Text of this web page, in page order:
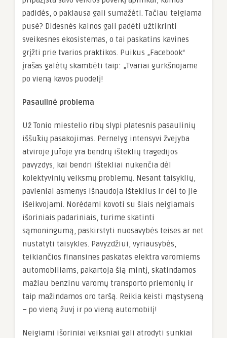
padidės, o paklausa gali sumažėti. Tačiau teigiama
pusė? Didesnės kainos gali padėti užtikrinti
sveikesnes ekosistemas, o tai paskatins kavines
grįžti prie tvarios praktikos. Puikus „Facebook“
įrašas galėtų skambėti taip: „Tvariai gurkšnojame
po vieną kavos puodelį!
Pasaulinė problema
Už Tonio miestelio ribų slypi platesnis pasaulinių
iššūkių pasakojimas. Pernelyg intensyvi žvejyba
atviroje jūroje yra bendrų išteklių tragedijos
pavyzdys, kai bendri ištekliai nukenčia dėl
kolektyvinių veiksmų problemų. Nesant taisyklių,
pavieniai asmenys išnaudoja išteklius ir dėl to jie
išeikvojami. Norėdami kovoti su šiais neigiamais
išoriniais padariniais, turime skatinti
sąmoningumą, paskirstyti nuosavybės teises ar net
nustatyti taisykles. Pavyzdžiui, vyriausybės,
teikiančios finansines paskatas elektra varomiems
automobiliams, pakartoja šią mintį, skatindamos
mažiau benzinu varomų transporto priemonių ir
taip mažindamos oro taršą. Reikia keisti mąstyseną
– po vieną žuvį ir po vieną automobilį!
Neigiami išoriniai veiksniai gali atrodyti sunkiai